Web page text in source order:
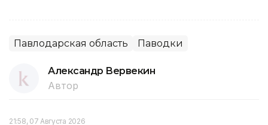
Павлодарская область Паводки
Александр Вервекин
Автор
21:58, 07 Августа 2026